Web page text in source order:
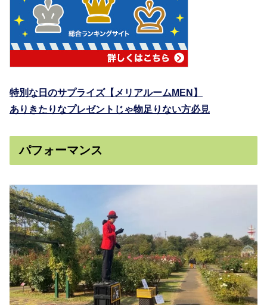
特別な日のサプライズ【メリアルームMEN】
ありきたりなプレゼントじゃ物足りない方必見
パフォーマンス